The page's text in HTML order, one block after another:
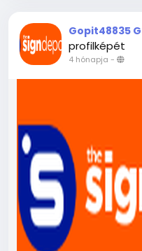
Gopit48835
profilképét
4 hónapja -